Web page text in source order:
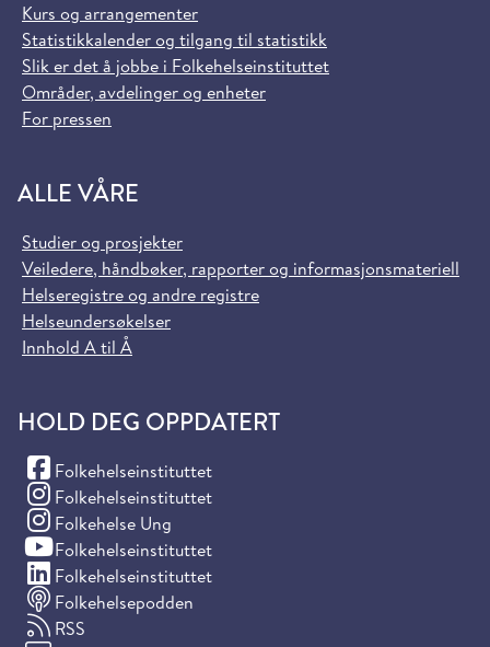
Kurs og arrangementer
Statistikkalender og tilgang til statistikk
Slik er det å jobbe i Folkehelseinstituttet
Områder, avdelinger og enheter
For pressen
ALLE VÅRE
Studier og prosjekter
Veiledere, håndbøker, rapporter og informasjonsmateriell
Helseregistre og andre registre
Helseundersøkelser
Innhold A til Å
HOLD DEG OPPDATERT
Folkehelseinstituttet
(Facebook)
Folkehelseinstituttet
(Instagram)
Folkehelse Ung
(Instagram)
Folkehelseinstituttet
(YouTube)
Folkehelseinstituttet
(LinkedIn)
Folkehelsepodden
RSS